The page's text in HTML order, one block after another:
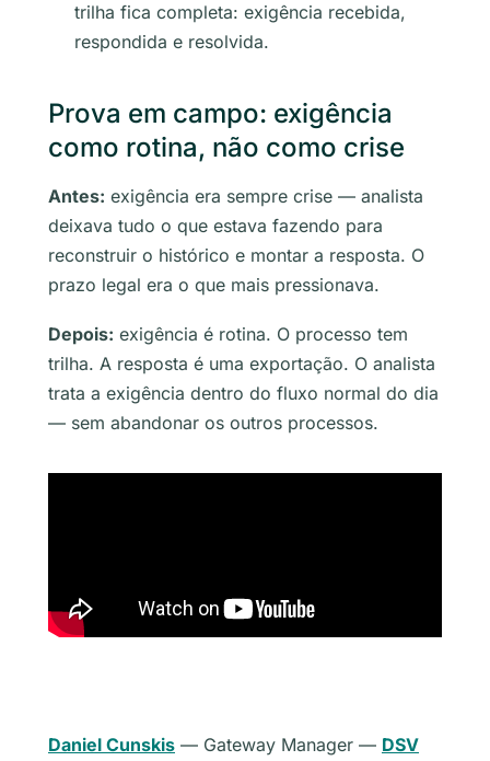
trilha fica completa: exigência recebida,
respondida e resolvida.
Prova em campo: exigência
como rotina, não como crise
Antes: exigência era sempre crise — analista
deixava tudo o que estava fazendo para
reconstruir o histórico e montar a resposta. O
prazo legal era o que mais pressionava.
Depois: exigência é rotina. O processo tem
trilha. A resposta é uma exportação. O analista
trata a exigência dentro do fluxo normal do dia
— sem abandonar os outros processos.
Daniel Cunskis — Gateway Manager — DSV